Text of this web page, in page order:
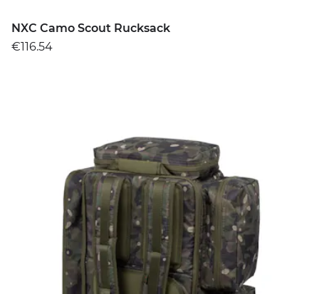
NXC Camo Scout Rucksack
€116.54